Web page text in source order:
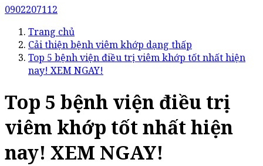
0902207112
Trang chủ
Cải thiện bệnh viêm khớp dạng thấp
Top 5 bệnh viện điều trị viêm khớp tốt nhất hiện
nay! XEM NGAY!
Top 5 bệnh viện điều trị
viêm khớp tốt nhất hiện
nay! XEM NGAY!